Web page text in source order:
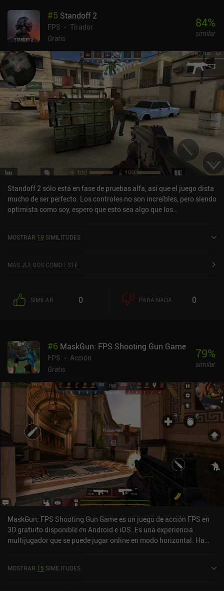
#5 Standoff 2
FPS
Tirador
Gratis
84%
similar
Standoff 2 sólo está en fase de pruebas alfa, así que el juego dista
mucho de ser perfecto. Los controles no son increíbles, pero siendo
optimista como soy, espero que esto sea algo que los
bueno (se espera un máximo de 5 segundos para unirse a una
así que no recomendaría descargarlo a menos que quieras
MOSTRAR 10 SIMILITUDES
MÁS JUEGOS COMO ESTE
SIMILAR 0 PARA NADA 0
#6 MaskGun: FPS Shooting Gun Game
FPS
Acción
Gratis
79%
similar
MaskGun: FPS Shooting Gun Game es un juego de acción FPS en
3D gratuito disponible en Android e iOS. Es una experiencia
multijugador que se puede jugar online en modo horizontal. Ha
tiene una valoración actual de 4 sobre 5,0 en Google Play y de 4,6
MOSTRAR 15 SIMILITUDES